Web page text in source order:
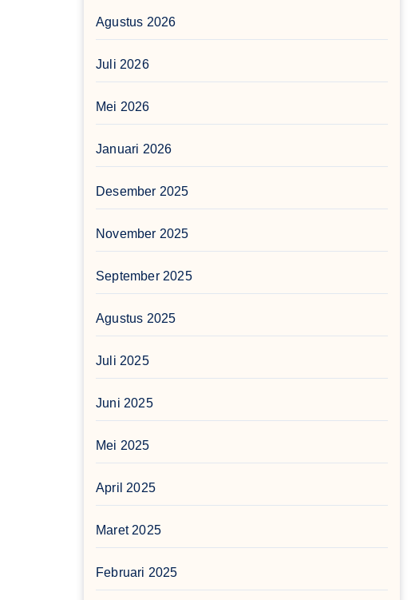
Agustus 2026
Juli 2026
Mei 2026
Januari 2026
Desember 2025
November 2025
September 2025
Agustus 2025
Juli 2025
Juni 2025
Mei 2025
April 2025
Maret 2025
Februari 2025